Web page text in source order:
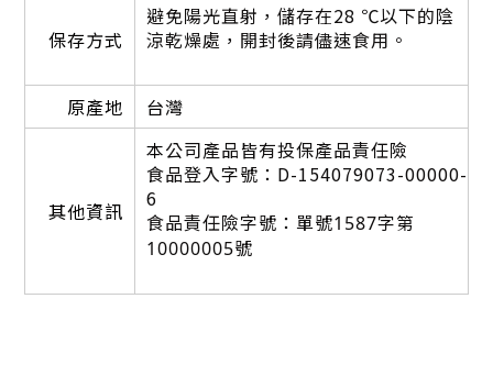
保存方式
避免陽光直射，儲存在28 ℃以下的陰
涼乾燥處，開封後請儘速食用。
原產地 台灣
其他資訊
本公司產品皆有投保產品責任險
食品登入字號：D-154079073-00000-
6
食品責任險字號： 單號1587字第
10000005號